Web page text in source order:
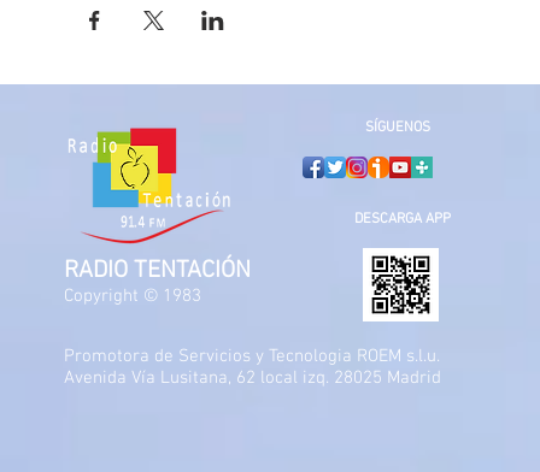
SÍGUENOS
DESCARGA APP
RADIO TENTACIÓN
Copyright © 1983
Promotora de Servicios y Tecnologia ROEM s.l.u.
Avenida Vía Lusitana, 62 local izq. 28025 Madrid